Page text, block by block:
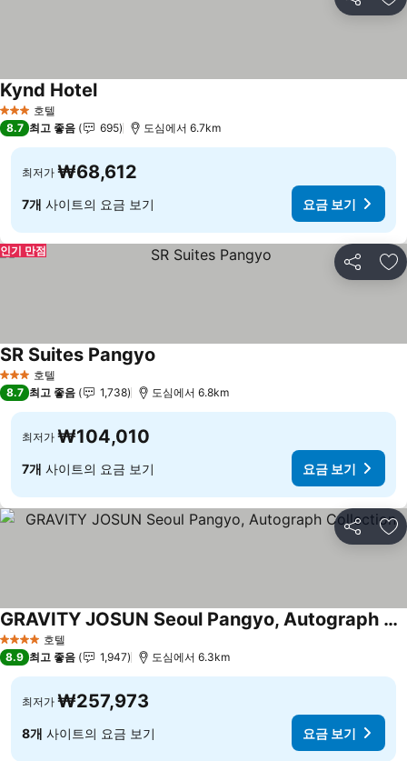
공유 즐
3 성급 호텔
Kynd Hotel요금 보기
8.7 최고 좋음 695 도심에서 6.7km
최저가 ₩68,612
7개 사이트의 요금 보기 요금 보기
공유 즐
인기 만점
3 성급 호텔
SR Suites Pangyo
8.7 최고 좋음 1,738 도심에서 6.8km
최저가 ₩104,010
7개 사이트의 요금 보기 요금 보기
공유 즐
4 성급 호텔
GRAVITY JOSUN Seoul Pangyo, Autograph Collection
요금 보기
8.9 최고 좋음 1,947 도심에서 6.3km
최저가 ₩257,973
8개 사이트의 요금 보기 요금 보기